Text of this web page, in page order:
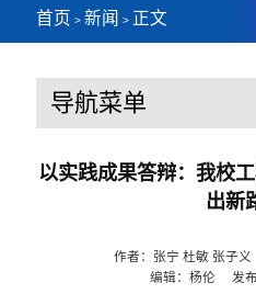
首页 > 新闻 > 正文
导航菜单
以实践成果答辩：我校
出新
作者：张宁 杜敏 张子
编辑：杨伦 发